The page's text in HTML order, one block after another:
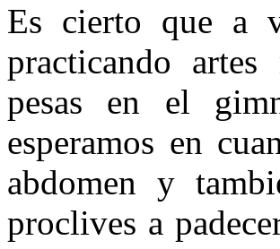
Es cierto que a
practicando
pesas en el
esperamos en
abdomen y
proclives a